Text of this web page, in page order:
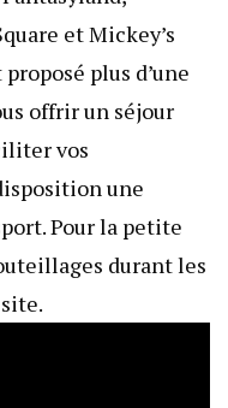
et Mickey’s
plus d’une
offrir un séjour
vos
une
Pour la petite
durant les